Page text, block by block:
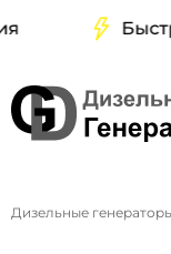
Быстрая
Дизельные